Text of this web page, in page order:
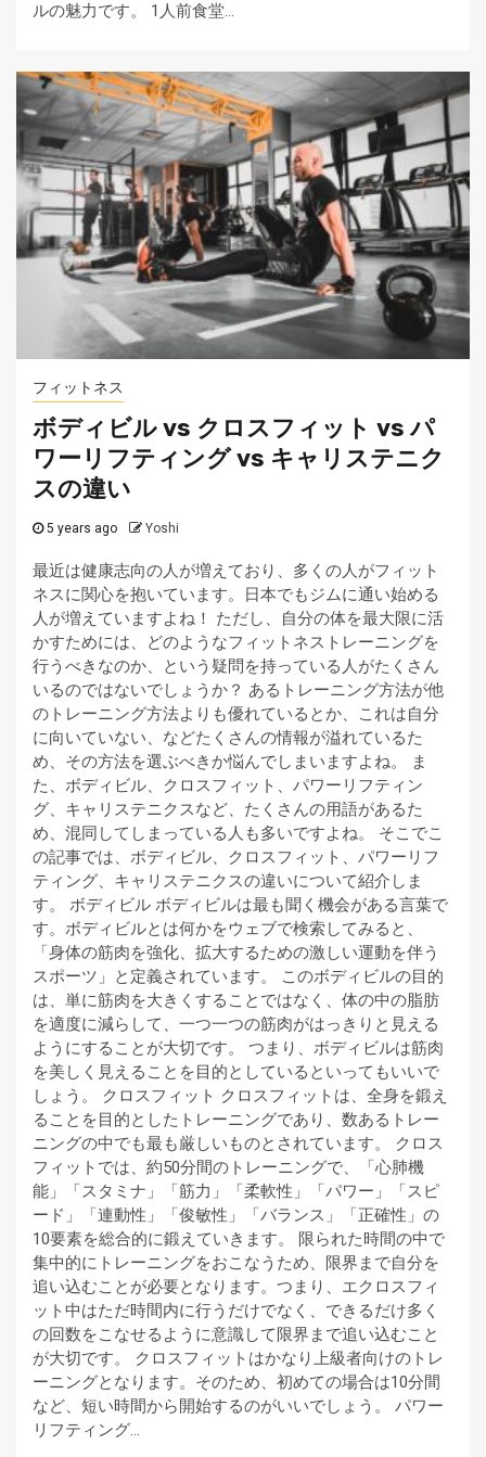
ルの魅力です。 1人前食堂…
フィットネス
ボディビル vs クロスフィット vs パ
ワーリフティング vs キャリステニク
スの違い
5 years ago Yoshi
最近は健康志向の人が増えており、多くの人がフィット
ネスに関心を抱いています。日本でもジムに通い始める
人が増えていますよね！ ただし、自分の体を最大限に活
かすためには、どのようなフィットネストレーニングを
行うべきなのか、という疑問を持っている人がたくさん
いるのではないでしょうか？ あるトレーニング方法が他
のトレーニング方法よりも優れているとか、これは自分
に向いていない、などたくさんの情報が溢れているた
め、その方法を選ぶべきか悩んでしまいますよね。 ま
た、ボディビル、クロスフィット、パワーリフティン
グ、キャリステニクスなど、たくさんの用語があるた
め、混同してしまっている人も多いですよね。 そこでこ
の記事では、ボディビル、クロスフィット、パワーリフ
ティング、キャリステニクスの違いについて紹介しま
す。 ボディビル ボディビルは最も聞く機会がある言葉で
す。ボディビルとは何かをウェブで検索してみると、
「身体の筋肉を強化、拡大するための激しい運動を伴う
スポーツ」と定義されています。 このボディビルの目的
は、単に筋肉を大きくすることではなく、体の中の脂肪
を適度に減らして、一つ一つの筋肉がはっきりと見える
ようにすることが大切です。 つまり、ボディビルは筋肉
を美しく見えることを目的としているといってもいいで
しょう。 クロスフィット クロスフィットは、全身を鍛え
ることを目的としたトレーニングであり、数あるトレー
ニングの中でも最も厳しいものとされています。 クロス
フィットでは、約50分間のトレーニングで、「心肺機
能」「スタミナ」「筋力」「柔軟性」「パワー」「スピ
ード」「連動性」「俊敏性」「バランス」「正確性」の
10要素を総合的に鍛えていきます。 限られた時間の中で
集中的にトレーニングをおこなうため、限界まで自分を
追い込むことが必要となります。つまり、エクロスフィ
ット中はただ時間内に行うだけでなく、できるだけ多く
の回数をこなせるように意識して限界まで追い込むこと
が大切です。 クロスフィットはかなり上級者向けのトレ
ーニングとなります。そのため、初めての場合は10分間
など、短い時間から開始するのがいいでしょう。 パワー
リフティング…